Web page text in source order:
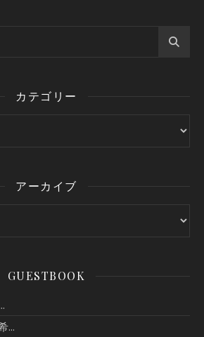
カテゴリー
アーカイブ
GUESTBOOK
...